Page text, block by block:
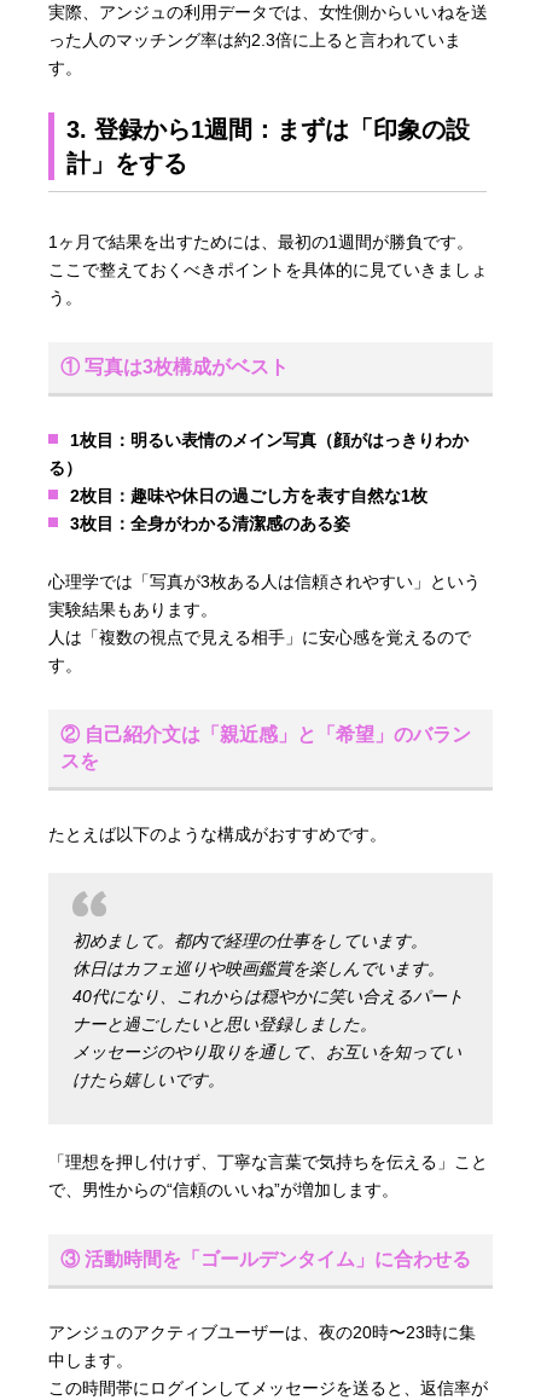
実際、アンジュの利用データでは、女性側からいいねを送
った人のマッチング率は約2.3倍に上ると言われていま
す。
3. 登録から1週間：まずは「印象の設
計」をする
1ヶ月で結果を出すためには、最初の1週間が勝負です。
ここで整えておくべきポイントを具体的に見ていきましょ
う。
① 写真は3枚構成がベスト
1枚目：明るい表情のメイン写真（顔がはっきりわか
る）
2枚目：趣味や休日の過ごし方を表す自然な1枚
3枚目：全身がわかる清潔感のある姿
心理学では「写真が3枚ある人は信頼されやすい」という
実験結果もあります。
人は「複数の視点で見える相手」に安心感を覚えるので
す。
② 自己紹介文は「親近感」と「希望」のバラン
スを
たとえば以下のような構成がおすすめです。
初めまして。都内で経理の仕事をしています。
休日はカフェ巡りや映画鑑賞を楽しんでいます。
40代になり、これからは穏やかに笑い合えるパート
ナーと過ごしたいと思い登録しました。
メッセージのやり取りを通して、お互いを知ってい
けたら嬉しいです。
「理想を押し付けず、丁寧な言葉で気持ちを伝える」こと
で、男性からの“信頼のいいね”が増加します。
③ 活動時間を「ゴールデンタイム」に合わせる
アンジュのアクティブユーザーは、夜の20時〜23時に集
中します。
この時間帯にログインしてメッセージを送ると、返信率が